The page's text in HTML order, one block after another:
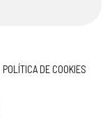
POLÍTICA DE COOKIES